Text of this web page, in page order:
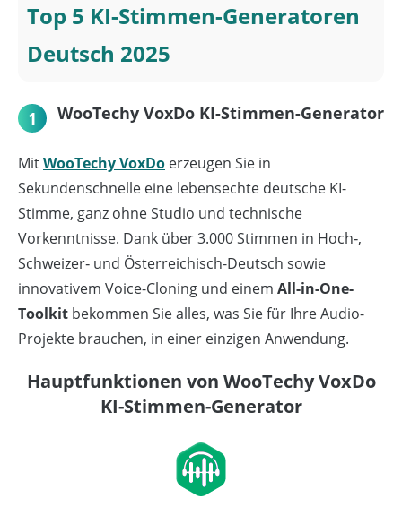
Top 5 KI-Stimmen-Generatoren
Deutsch 2025
1 WooTechy VoxDo KI-Stimmen-Generator
MitWooTechy VoxDo erzeugen Sie in
Sekundenschnelle eine lebensechte deutsche KI-
Stimme, ganz ohne Studio und technische
Vorkenntnisse. Dank über 3.000 Stimmen in Hoch‑,
Schweizer‑ und Österreichisch-Deutsch sowie
innovativem Voice-Cloning und einem All-in-One-
Toolkit bekommen Sie alles, was Sie für Ihre Audio-
Projekte brauchen, in einer einzigen Anwendung.
Hauptfunktionen von WooTechy VoxDo
KI-Stimmen-Generator